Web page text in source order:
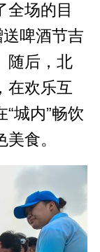
场的目
送啤酒节吉
随后，北
在欢乐互
城内”畅饮
食。